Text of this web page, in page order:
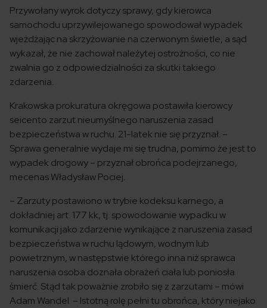
Przywołany wyrok dotyczy sprawy, gdy kierowca
samochodu uprzywilejowanego spowodował wypadek
wjeżdżając na skrzyżowanie na czerwonym świetle, a sąd
wykazał, że nie zachował należytej ostrożności, co nie
zwalnia go z odpowiedzialności za skutki takiego
zdarzenia.
Krakowska prokuratura okręgowa postawiła kierowcy
seicento zarzut nieumyślnego naruszenia zasad
bezpieczeństwa w ruchu. 21-latek nie się przyznał. –
Sprawa generalnie wydaje mi się trudna, pomimo że jest to
wypadek drogowy – przyznał obrońca podejrzanego,
mecenas Władysław Pociej.
– Zarzuty postawiono w trybie kodeksu karnego, a
dokładniej art. 177 kk, tj. spowodowanie wypadku w
komunikacji jako zdarzenie wynikające z naruszenia zasad
bezpieczeństwa w ruchu lądowym, wodnym lub
powietrznym, w następstwie którego inna niż sprawca
naruszenia osoba doznała obrażeń ciała lub poniosła
śmierć. Stąd tak poważnie zrobiło się z zarzutami – mówi
Adam Wandel. – Istotną rolę pełni tu obrońca, który niejako